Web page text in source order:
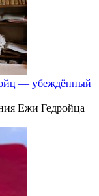
— убеждённый
Ежи Гедройца